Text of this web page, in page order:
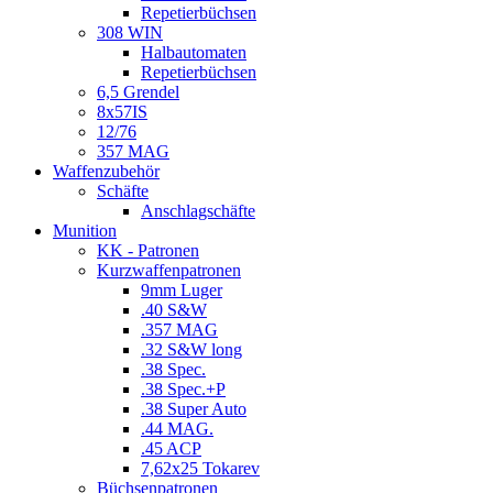
Repetierbüchsen
308 WIN
Halbautomaten
Repetierbüchsen
6,5 Grendel
8x57IS
12/76
357 MAG
Waffenzubehör
Schäfte
Anschlagschäfte
Munition
KK - Patronen
Kurzwaffenpatronen
9mm Luger
.40 S&W
.357 MAG
.32 S&W long
.38 Spec.
.38 Spec.+P
.38 Super Auto
.44 MAG.
.45 ACP
7,62x25 Tokarev
Büchsenpatronen